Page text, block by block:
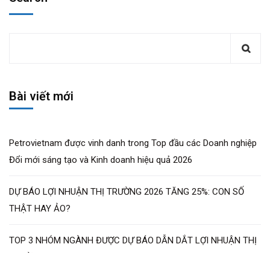
Bài viết mới
Petrovietnam được vinh danh trong Top đầu các Doanh nghiệp
Đổi mới sáng tạo và Kinh doanh hiệu quả 2026
DỰ BÁO LỢI NHUẬN THỊ TRƯỜNG 2026 TĂNG 25%: CON SỐ
THẬT HAY ẢO?
TOP 3 NHÓM NGÀNH ĐƯỢC DỰ BÁO DẪN DẮT LỢI NHUẬN THỊ